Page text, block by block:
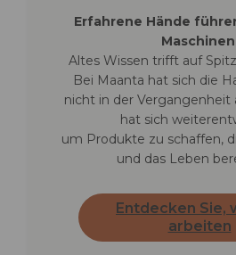
Erfahrene Hände
Altes Wissen trifft auf
Bei Maanta hat sich die
nicht in der Vergangenheit
hat sich
um Produkte zu schaffen,
und das Leben
Entdecken Sie,
arbeiten